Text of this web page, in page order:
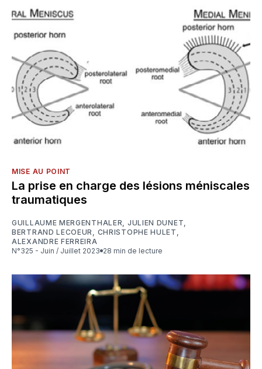
MISE AU POINT
La prise en charge des lésions méniscales
traumatiques
GUILLAUME MERGENTHALER JULIEN DUNET
BERTRAND LECOEUR
CHRISTOPHE HULET
ALEXANDRE FERREIRA
N°325 - Juin / Juillet 2023
28 min de lecture